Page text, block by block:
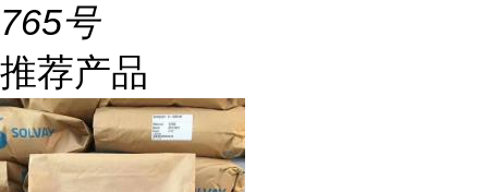
765号
推荐产品